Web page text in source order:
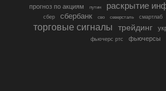
прогноз по акциям путин раскрытие
сбер сбербанк сво северсталь смартлаб
торговые сигналы трейдинг
фьючерс ртс фьючерсы